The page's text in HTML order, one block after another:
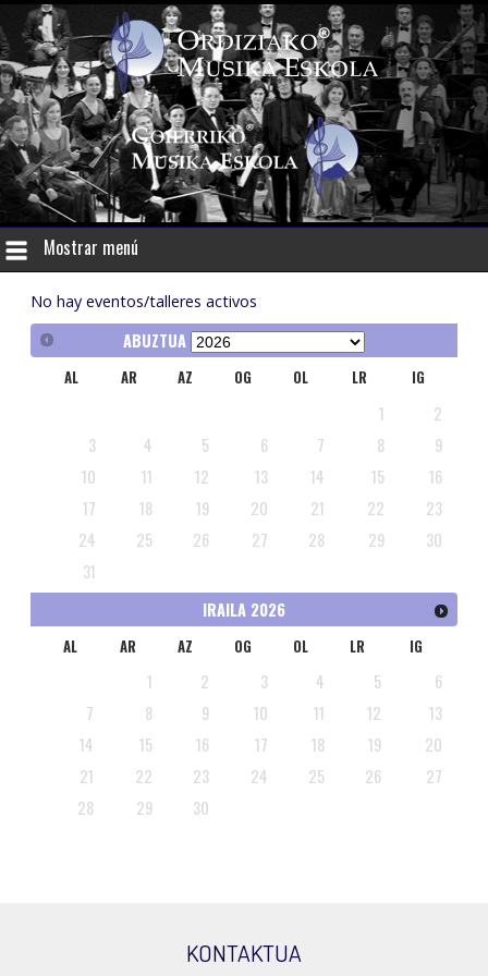
Mostrar menú
No hay eventos/talleres activos
ABUZTUA
AL AR AZ OG OL LR IG
1
2
3
4 5 6 7 8
9
10
11 12 13 14 15
16
17
18 19 20 21 22
23
24
25 26 27 28 29
30
31
IRAILA 2026
AL AR AZ OG OL LR IG
1 2 3 4 5
6
7
8 9 10 11 12
13
14
15 16 17 18 19
20
21
22 23 24 25 26
27
28
29 30
KONTAKTUA